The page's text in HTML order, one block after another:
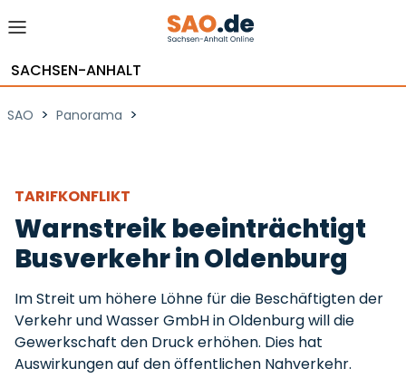
SACHSEN-ANHALT
SAO > Panorama >
TARIFKONFLIKT
Warnstreik beeinträchtigt
Busverkehr in Oldenburg
Im Streit um höhere Löhne für die Beschäftigten der
Verkehr und Wasser GmbH in Oldenburg will die
Gewerkschaft den Druck erhöhen. Dies hat
Auswirkungen auf den öffentlichen Nahverkehr.